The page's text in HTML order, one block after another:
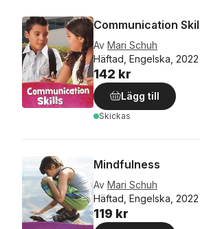
Communication
Av Mari Schuh
Häftad, Engelska, 2022
142 kr
Lägg till
Skickas
Mindfulness
Av Mari Schuh
Häftad, Engelska, 2022
119 kr